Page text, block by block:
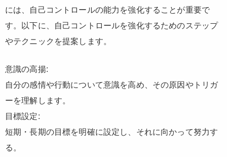
には、自己コントロールの能力を強化することが重要で
す。以下に、自己コントロールを強化するためのステップ
やテクニックを提案します。
意識の高揚:
自分の感情や行動について意識を高め、その原因やトリガ
ーを理解します。
目標設定:
短期・長期の目標を明確に設定し、それに向かって努力す
る。